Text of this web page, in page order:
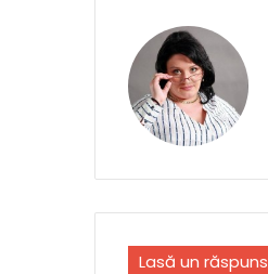
Lasă un răspuns